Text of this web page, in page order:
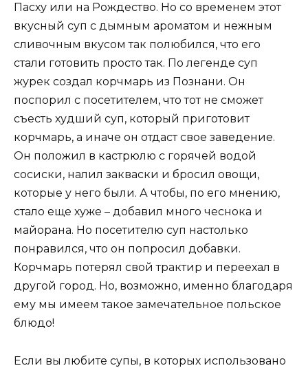
Пасху или на Рождество. Но со временем этот
вкусный суп с дымным ароматом и нежным
сливочным вкусом так полюбился, что его
стали готовить просто так. По легенде суп
журек создал корчмарь из Познани. Он
поспорил с посетителем, что тот не сможет
съесть худший суп, который приготовит
корчмарь, а иначе он отдаст свое заведение.
Он положил в кастрюлю с горячей водой
сосиски, налил закваски и бросил овощи,
которые у него были. А чтобы, по его мнению,
стало еще хуже – добавил много чеснока и
майорана. Но посетителю суп настолько
понравился, что он попросил добавки.
Корчмарь потерял свой трактир и переехал в
другой город. Но, возможно, именно благодаря
ему мы имеем такое замечательное польское
блюдо!
Если вы любите супы, в которых использовано